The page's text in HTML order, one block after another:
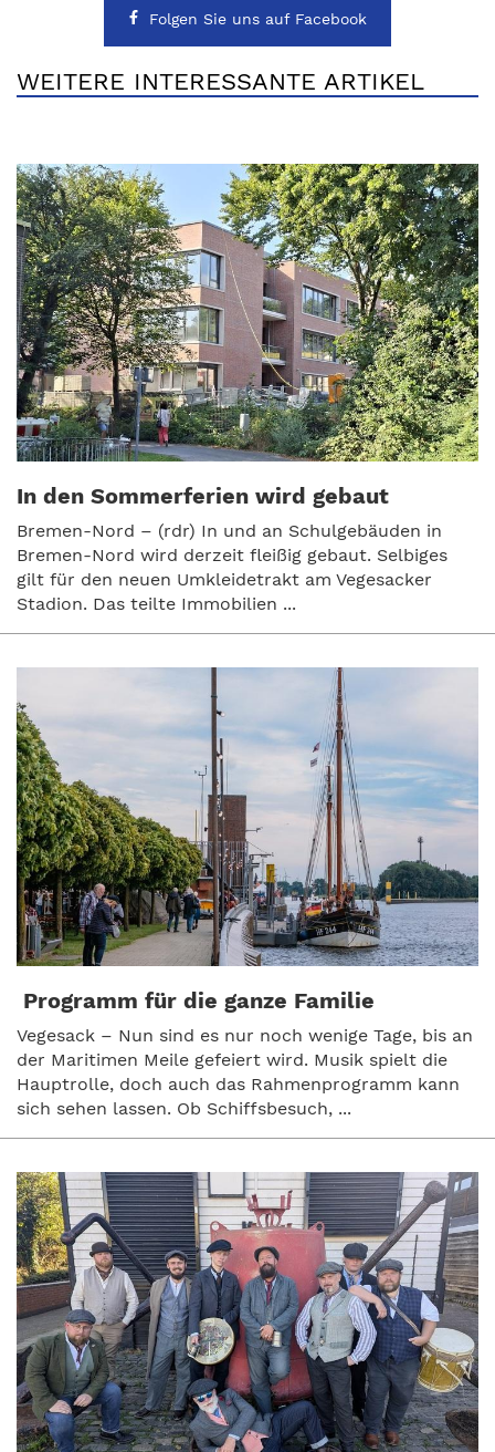
Folgen Sie uns auf Facebook
WEITERE INTERESSANTE ARTIKEL
In den Sommerferien wird gebaut
Bremen-Nord – (rdr) In und an Schulgebäuden in
Bremen-Nord wird derzeit fleißig gebaut. Selbiges
gilt für den neuen Umkleidetrakt am Vegesacker
Stadion. Das teilte Immobilien ...
Programm für die ganze Familie
Vegesack – Nun sind es nur noch wenige Tage, bis an
der Maritimen Meile gefeiert wird. Musik spielt die
Hauptrolle, doch auch das Rahmenprogramm kann
sich sehen lassen. Ob Schiffsbesuch, ...